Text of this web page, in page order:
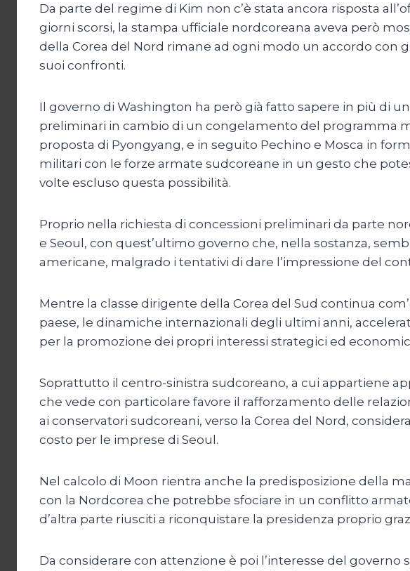
Da parte del regime di Kim non c’è stata ancora risposta
giorni scorsi, la stampa ufficiale nordcoreana aveva però
della Corea del Nord rimane ad ogni modo un accordo con
suoi confronti.
Il governo di Washington ha però già fatto sapere in più di
preliminari in cambio di un congelamento del programma
proposta di Pyongyang, e in seguito Pechino e Mosca in
militari con le forze armate sudcoreane in un gesto che
volte escluso questa possibilità.
Proprio nella richiesta di concessioni preliminari da parte
e Seoul, con quest’ultimo governo che, nella sostanza,
americane, malgrado i tentativi di dare l’impressione del
Mentre la classe dirigente della Corea del Sud continua
paese, le dinamiche internazionali degli ultimi anni,
per la promozione dei propri interessi strategici ed
Soprattutto il centro-sinistra sudcoreano, a cui appartiene
che vede con particolare favore il rafforzamento delle
ai conservatori sudcoreani, verso la Corea del Nord,
costo per le imprese di Seoul.
Nel calcolo di Moon rientra anche la predisposizione della
con la Nordcorea che potrebbe sfociare in un conflitto
d’altra parte riusciti a riconquistare la presidenza proprio
Da considerare con attenzione è poi l’interesse del